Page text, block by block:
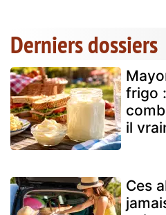
Derniers dossiers
frigo
il
Ces